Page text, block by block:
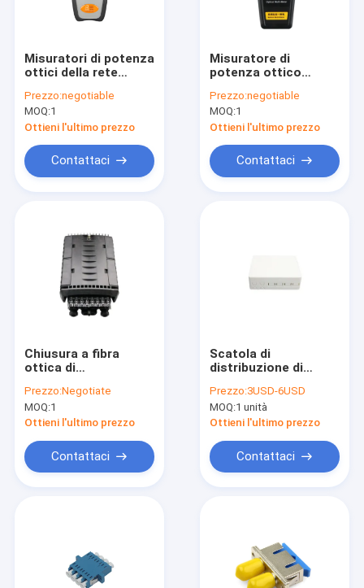
Circa noi
Misuratori di potenza
ottici della rete
G/EPON di prova
simultanea passiva
PON di lunghezza
d'onda con
archiviazione di dati
Prezzo:negotiable
MOQ:1
Ottieni l'ultimo prezzo
Contattaci
Misuratore di
potenza ottico
mano + potere visivo
di Locatior
dell'errore
(OPM+VFL)
assicurato dalla
banca di potere o
Prezzo:negotiable
MOQ:1
Ottieni l'ultimo prezzo
Contattaci
Chiusura a fibra
ottica di
metropolitana del
punto di accesso alla
rete di IP68
di goccia
Prezzo:Negotiate
MOQ:1
Ottieni l'ultimo prezzo
Contattaci
Scatola di
distribuzione di
del porto di FTTB 4
Prezzo:3USD-6USD
MOQ:1 unità
Ottieni l'ultimo prezzo
Contattaci